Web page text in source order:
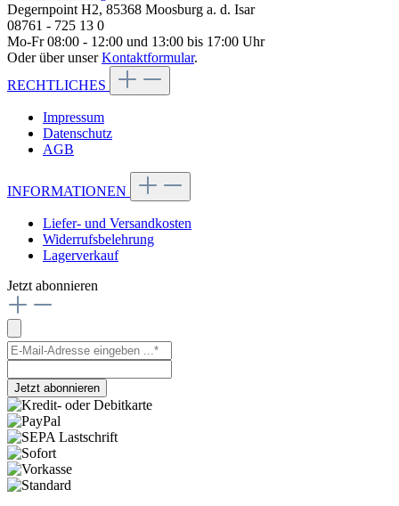
Degernpoint H2, 85368 Moosburg a. d. Isar
08761 - 725 13 0
Mo-Fr 08:00 - 12:00 und 13:00 bis 17:00 Uhr
Oder über unserKontaktformular.
RECHTLICHES
Impressum
Datenschutz
AGB
INFORMATIONEN
Liefer- und Versandkosten
Widerrufsbelehrung
Lagerverkauf
Jetzt abonnieren
Jetzt abonnieren